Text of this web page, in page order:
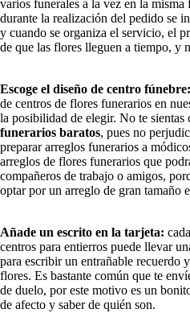
varios funerales a la vez en la misma
durante la realización del pedido se
y cuando se organiza el servicio, el
de que las flores lleguen a tiempo, y
Escoge el diseño de centro fúnebre:
de centros de flores funerarios en
la posibilidad de elegir. No te
funerarios baratos, pues no
preparar arreglos funerarios a
arreglos de flores funerarios que
compañeros de trabajo o amigos,
optar por un arreglo de gran tamaño
Añade un escrito en la tarjeta:
centros para entierros puede llevar
para escribir un entrañable recuerdo
flores. Es bastante común que te
de duelo, por este motivo es un
de afecto y saber de quién son.